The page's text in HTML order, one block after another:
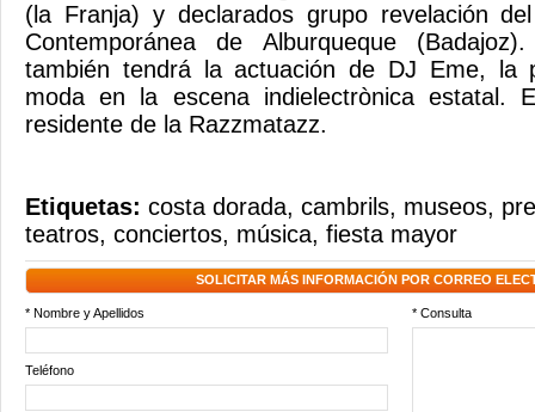
(la Franja) y declarados grupo revelación
Contemporánea de Alburqueque
también tendrá la actuación de DJ Eme, la
moda en la escena indielectrònica estatal.
residente de la Razzmatazz.
Etiquetas: costa dorada, cambrils, museos,
teatros, conciertos, música, fiesta mayor
SOLICITAR MÁS INFORMACIÓN POR CORREO
* Nombre y Apellidos * Consulta
Teléfono